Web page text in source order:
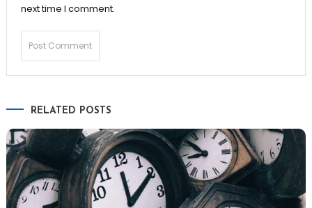
next time I comment.
RELATED POSTS